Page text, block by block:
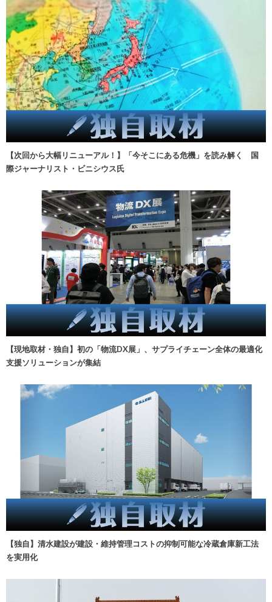
【次回から大幅リニューアル！】「今そこにある危機」を読み解く 国
際ジャーナリスト・ビニシウス氏
【現地取材・独自】初の「物流DX展」、サプライチェーン全体の最適化
支援ソリューションが集結
【独自】清水建設が建設・維持管理コストの抑制可能な冷蔵倉庫新工法
を実用化